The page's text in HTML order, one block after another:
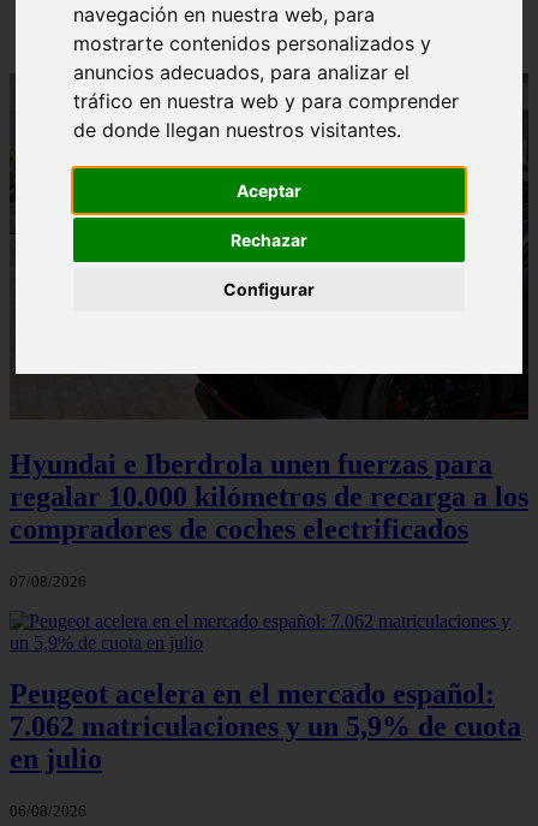
navegación en nuestra web, para
mostrarte contenidos personalizados y
anuncios adecuados, para analizar el
tráfico en nuestra web y para comprender
de donde llegan nuestros visitantes.
Aceptar
Rechazar
Configurar
Hyundai e Iberdrola unen fuerzas para
regalar 10.000 kilómetros de recarga a los
compradores de coches electrificados
07/08/2026
Peugeot acelera en el mercado español:
7.062 matriculaciones y un 5,9% de cuota
en julio
06/08/2026